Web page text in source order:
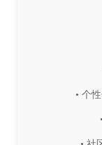
• 个